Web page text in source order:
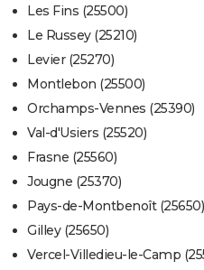
Les Fins (25500)
Le Russey (25210)
Levier (25270)
Montlebon (25500)
Orchamps-Vennes (25390)
Val-d'Usiers (25520)
Frasne (25560)
Jougne (25370)
Pays-de-Montbenoît (25650)
Gilley (25650)
Vercel-Villedieu-le-Camp